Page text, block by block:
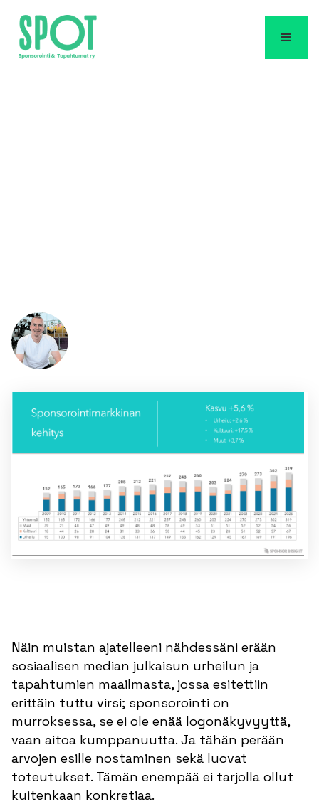
Näin muistan ajatelleeni nähdessäni erään
sosiaalisen median julkaisun urheilun ja
tapahtumien maailmasta, jossa esitettiin
erittäin tuttu virsi; sponsorointi on
murroksessa, se ei ole enää logonäkyvyyttä,
vaan aitoa kumppanuutta. Ja tähän perään
arvojen esille nostaminen sekä luovat
toteutukset. Tämän enempää ei tarjolla ollut
kuitenkaan konkretiaa.